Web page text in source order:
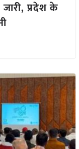
जारी, प्रदेश के